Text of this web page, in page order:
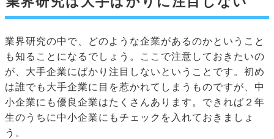
業界研究の中で、どのような企業があるのかということ
も知ることになるでしょう。ここで注意しておきたいの
が、大手企業にばかり注目しないということです。初め
は誰でも大手企業に目を惹かれてしまうものですが、中
小企業にも優良企業はたくさんあります。できれば２年
生のうちに中小企業にもチェックを入れておきましょ
う。